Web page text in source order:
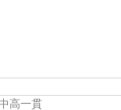
高一貫